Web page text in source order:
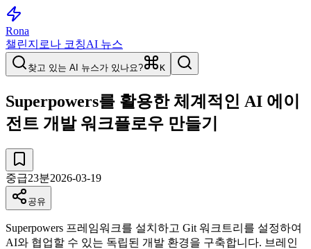
Rona
챌린지 로나 코칭AI 뉴스
찾고 있는 AI 뉴스가 있나요? K
Superpowers를 활용한 체계적인 AI 에이
전트 개발 워크플로우 만들기
중급23분2026-03-19
공유
Superpowers 프레임워크를 설치하고 Git 워크트리를 설정하여
AI와 협업할 수 있는 독립된 개발 환경을 구축합니다. 브레인